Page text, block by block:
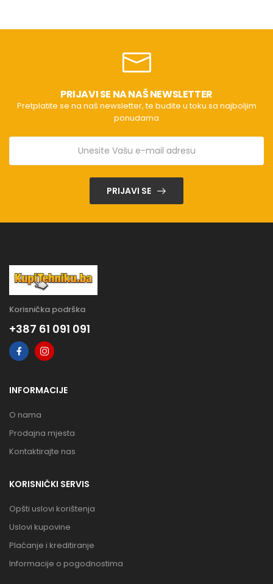
PRIJAVI SE NA NAŠ NEWSLETTER
Pretplatite se na naš newsletter, te budite u toku sa najboljim
ponudama
PRIJAVI SE
Korisnička podrška
+387 61 091 091
INFORMACIJE
O nama
Prodajna mjesta
Kontaktirajte nas
KORISNIČKI SERVIS
Opšti uslovi korištenja
Uslovi kupovine
Plaćanje i kreditiranje
Informacije o pogodnostima